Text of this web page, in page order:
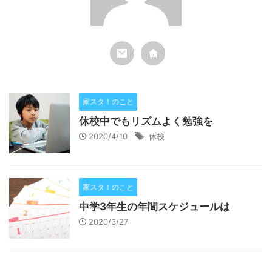
家スタ！のこと
休校中でもリズムよく勉強を
2020/4/10 休校
家スタ！のこと
中学3年生の年間スケジュールは
2020/3/27